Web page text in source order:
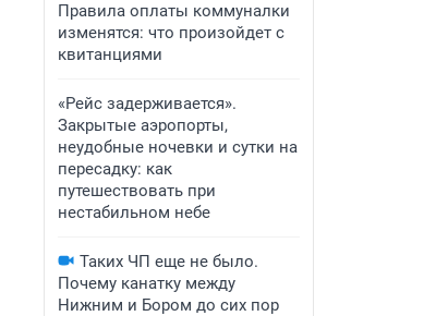
Правила оплаты коммуналки
изменятся: что произойдет с
квитанциями
«Рейс задерживается».
Закрытые аэропорты,
неудобные ночевки и сутки на
пересадку: как
путешествовать при
нестабильном небе
Таких ЧП еще не было.
Почему канатку между
Нижним и Бором до сих пор